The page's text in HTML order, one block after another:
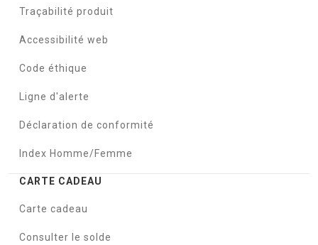
Traçabilité produit
Accessibilité web
Code éthique
Ligne d'alerte
Déclaration de conformité
Index Homme/Femme
CARTE CADEAU
Carte cadeau
Consulter le solde